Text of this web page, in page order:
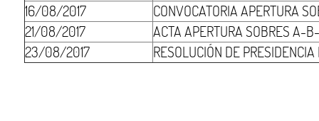
16/08/2017
CONVOCATORIA APERTURA
21/08/2017
ACTA APERTURA SOBRES A-
23/08/2017
RESOLUCIÓN DE